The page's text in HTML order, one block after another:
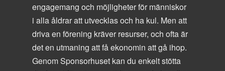
engagemang och möjligheter för människor
i alla åldrar att utvecklas och ha kul. Men att
driva en förening kräver resurser, och ofta är
det en utmaning att få ekonomin att gå ihop.
Genom Sponsorhuset kan du enkelt stötta